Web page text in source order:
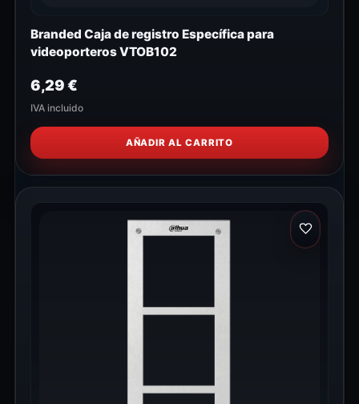
Branded Caja de registro Específica para
videoporteros VTOB102
6,29€
IVA incluido
AÑADIR AL CARRITO